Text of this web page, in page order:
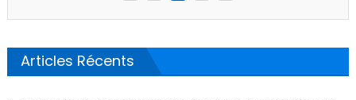
Articles Récents